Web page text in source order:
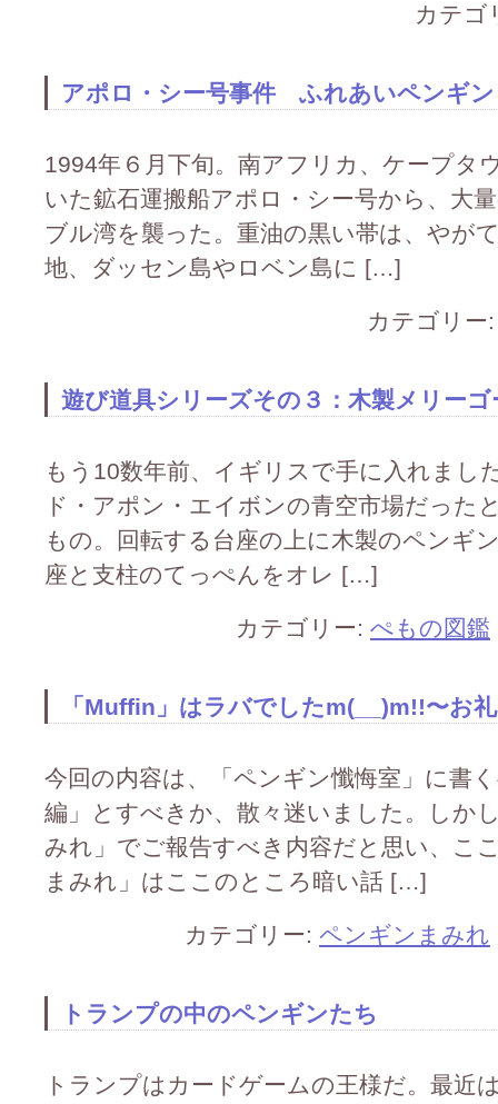
カテゴ
アポロ・シー号事件 ふれあいペンギン
1994年６月下旬。南アフリカ、ケープタ
いた鉱石運搬船アポロ・シー号から、大
ブル湾を襲った。重油の黒い帯は、やが
地、ダッセン島やロベン島に […]
カテゴリ
遊び道具シリーズその３：木製メリー
もう10数年前、イギリスで手に入れまし
ド・アポン・エイボンの青空市場だった
もの。回転する台座の上に木製のペンギ
座と支柱のてっぺんをオレ […]
カテゴリー: ぺもの図鑑
「Muffin」はラバでしたm(__)m!!〜お
今回の内容は、「ペンギン懺悔室」に書
編」とすべきか、散々迷いました。しか
みれ」でご報告すべき内容だと思い、こ
まみれ」はここのところ暗い話 […]
カテゴリー: ペンギンまみれ
トランプの中のペンギンたち
トランプはカードゲームの王様だ。最近